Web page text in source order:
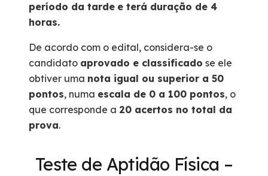
período da tarde e terá duração de 4
horas.
De acordo com o edital, considera-se o
candidato aprovado e classificado se ele
obtiver uma nota igual ou superior a 50
pontos, numa escala de 0 a 100 pontos, o
que corresponde a 20 acertos no total da
prova.
Teste de Aptidão Física –